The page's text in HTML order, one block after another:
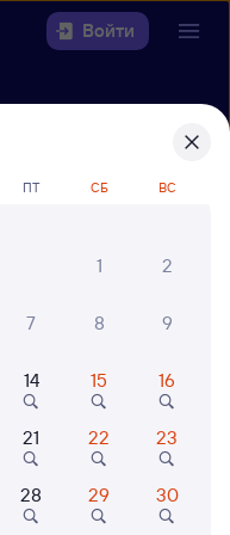
Войти
найтиж/д
—
ПТ СБ ВС
1
2
7 8 9
14 15 16
21 22 23
28 29 30